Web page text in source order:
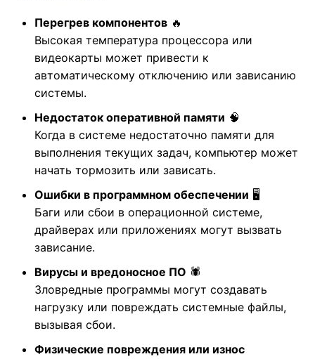
Перегрев компонентов🔥
Высокая температура процессора или
видеокарты может привести к
автоматическому отключению или зависанию
системы.
Недостаток оперативной памяти 🧠
Когда в системе недостаточно памяти для
выполнения текущих задач, компьютер может
начать тормозить или зависать.
Ошибки в программном обеспечении 🖥️
Баги или сбои в операционной системе,
драйверах или приложениях могут вызвать
зависание.
Вирусы и вредоносное ПО 🕷️
Зловредные программы могут создавать
нагрузку или повреждать системные файлы,
вызывая сбои.
Физические повреждения или износ